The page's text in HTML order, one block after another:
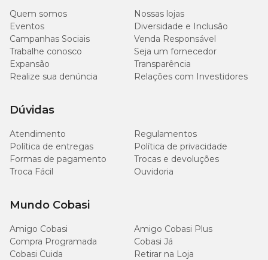
Tipo de Pet Cachorro
Com som Não
Quem somos
Nossas lojas
Eventos
Diversidade e Inclusão
Campanhas Sociais
Venda Responsável
Trabalhe conosco
Seja um fornecedor
Expansão
Transparência
Realize sua denúncia
Relações com Investidores
Dúvidas
Atendimento
Regulamentos
Política de entregas
Política de privacidade
Formas de pagamento
Trocas e devoluções
Troca Fácil
Ouvidoria
Mundo Cobasi
Amigo Cobasi
Amigo Cobasi Plus
Compra Programada
Cobasi Já
Cobasi Cuida
Retirar na Loja